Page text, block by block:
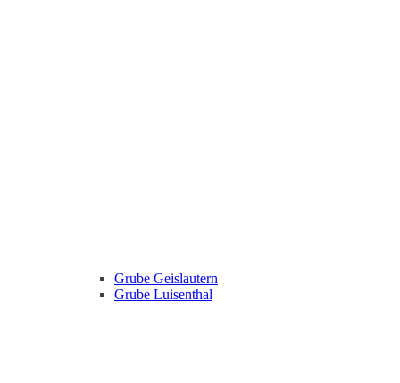
Grube Geislautern
Grube Luisenthal